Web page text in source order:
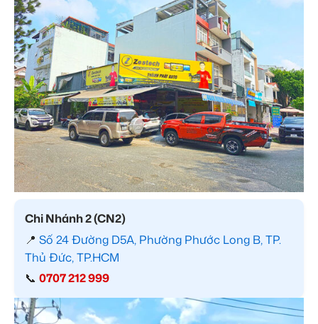
Chi Nhánh 2 (CN2)
📍 Số 24 Đường D5A, Phường Phước Long B, TP.
Thủ Đức, TP.HCM
📞 0707 212 999